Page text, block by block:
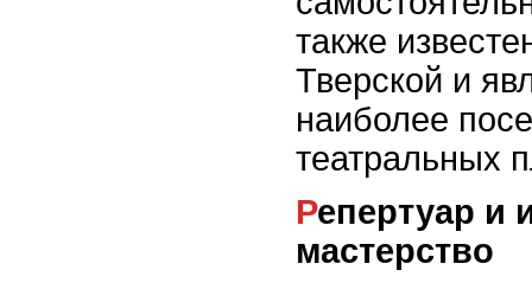
также
Тверской и
наиболее
театральных
Репертуар и исполнительское
мастерство